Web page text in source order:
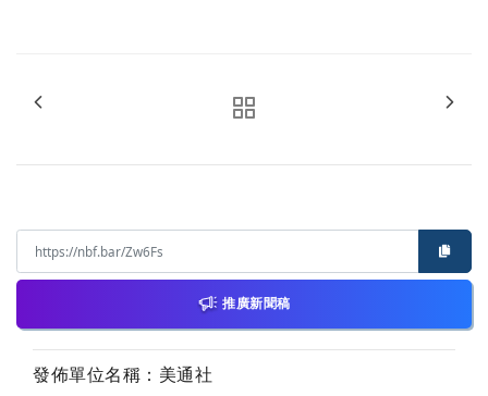
推廣新聞稿
發佈單位名稱：美通社